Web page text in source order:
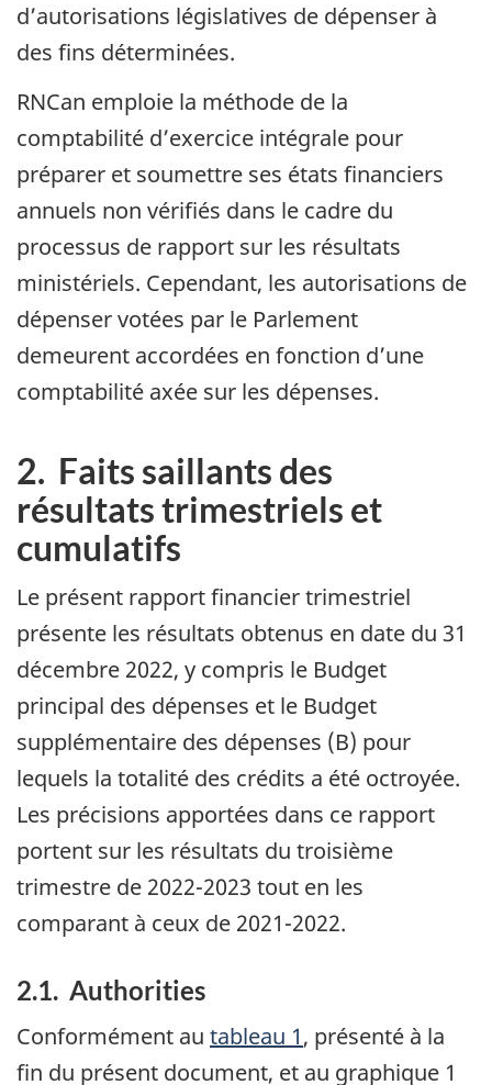
d’autorisations législatives de dépenser à
des fins déterminées.
RNCan emploie la méthode de la
comptabilité d’exercice intégrale pour
préparer et soumettre ses états financiers
annuels non vérifiés dans le cadre du
processus de rapport sur les résultats
ministériels. Cependant, les autorisations de
dépenser votées par le Parlement
demeurent accordées en fonction d’une
comptabilité axée sur les dépenses.
2. Faits saillants des
résultats trimestriels et
cumulatifs
Le présent rapport financier trimestriel
présente les résultats obtenus en date du 31
décembre 2022, y compris le Budget
principal des dépenses et le Budget
supplémentaire des dépenses (B) pour
lequels la totalité des crédits a été octroyée.
Les précisions apportées dans ce rapport
portent sur les résultats du troisième
trimestre de 2022-2023 tout en les
comparant à ceux de 2021-2022.
2.1. Authorities
Conformément au tableau 1, présenté à la
fin du présent document, et au graphique 1